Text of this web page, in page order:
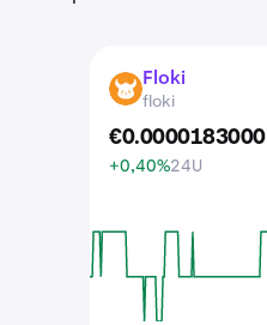
FLOKI Floki
floki
€0.0000183000
+0,40%24U